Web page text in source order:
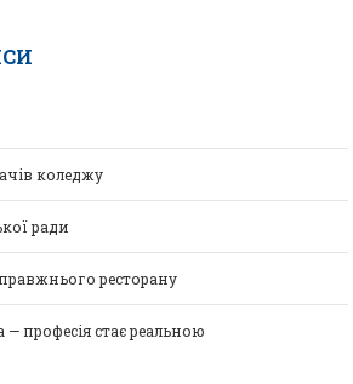
коледжу
ради
ресторану
професія стає реальною